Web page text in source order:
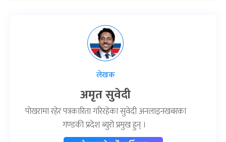
लेखक
अमृत सुवेदी
पोखरामा रहेर पत्रकारिता गरिरहेका सुवेदी अनलाइनखबरका
गण्डकी प्रदेश ब्युरो प्रमुख हुन् ।